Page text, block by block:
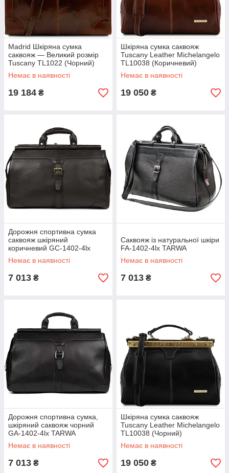
Madrid Шкіряна сумка
саквояж — Великий розмір
Tuscany TL1022 (Чорний)
Немає в наявності
19 184 ₴
Шкіряна сумка саквояж
Tuscany Leather Michelangelo
TL10038 (Коричневий)
Немає в наявності
19 050 ₴
Дорожня спортивна сумка
саквояж шкіряний
коричневий GC-1402-4lx
TARWA
Немає в наявності
7 013 ₴
Саквояж із натуральної шкіри
FA-1402-4lx TARWA
Немає в наявності
7 013 ₴
Дорожня спортивна сумка,
шкіряний саквояж чорний
GA-1402-4lx TARWA
Немає в наявності
7 013 ₴
Шкіряна сумка саквояж
Tuscany Leather Michelangelo
TL10038 (Чорний)
Немає в наявності
19 050 ₴